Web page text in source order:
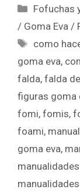
Fofuchas
/ Goma Eva /
como
goma eva,
falda, falda
figuras goma
fomi, fomis,
foami,
goma eva,